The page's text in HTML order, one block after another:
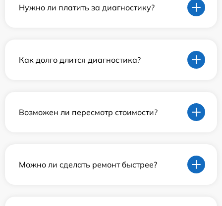
Нужно ли платить за диагностику?
Как долго длится диагностика?
Возможен ли пересмотр стоимости?
Можно ли сделать ремонт быстрее?